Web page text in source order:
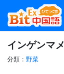
インゲンマメ
分類： 野菜